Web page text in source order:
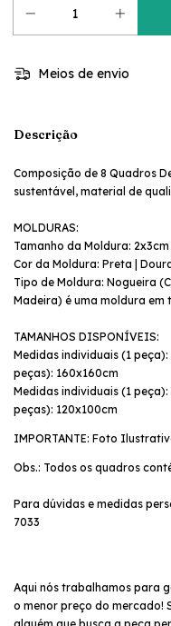
Meios de envio
Descrição
Composição de 8 Quadros
sustentável, material de
MOLDURAS:
Tamanho da Moldura: 2x3cm
Cor da Moldura: Preta |
Tipo de Moldura: Nogueira
Madeira) é uma moldura em
TAMANHOS DISPONÍVEIS:
Medidas individuais (1 peça):
peças): 160x160cm
Medidas individuais (1 peça):
peças): 120x100cm
IMPORTANTE: Foto
Obs.: Todos os quadros
Para dúvidas e medidas
7033
Aqui nós trabalhamos para
o menor preço do mercado!